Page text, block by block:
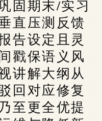
固期末/实习
直压测反馈
告设定且灵
戳保语义风
讲解大纲从
回对应修复
至更全优提